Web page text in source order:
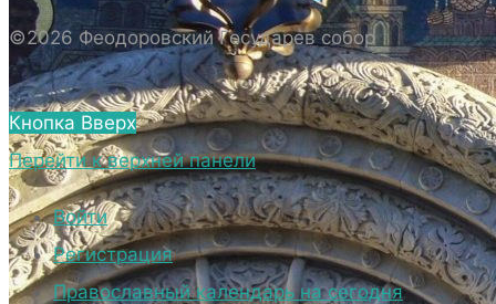
СВЯЩЕННОСЛУЖИТЕЛЕЙ СОБОРА.
ВНЕШНИЙ ВИД
ВНЕШНИЙ ВИД СОБОРА
ВЕРХНИЙ ХРАМ ФЕОДОРОВСКОГО
ГОСУДАРЕВА СОБОРА
НИЖНИЙ ХРАМ ФЕОДОРОВСКОГО
ГОСУДАРЕВА СОБОРА
ТЕРРИТОРИЯ СОБОРА
©2026 Феодоровский Государев собор
Кнопка Вверх
Перейти к верхней панели
Войти
Регистрация
Православный календарь на сегодня